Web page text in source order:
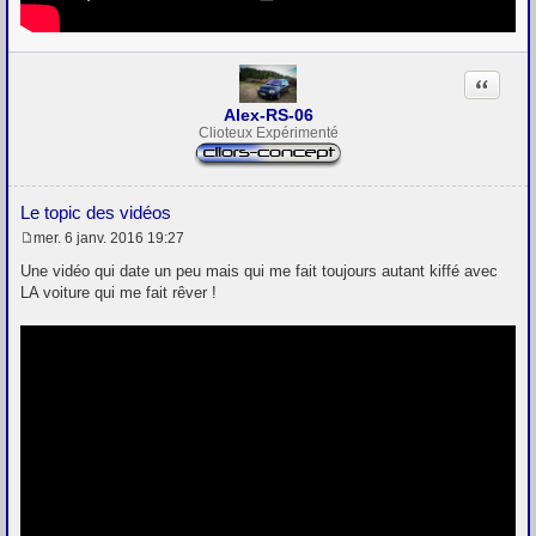
Alex-RS-06
Clioteux Expérimenté
Le topic des vidéos
Citation
e
s
s
mer. 6 janv. 2016 19:27
Une vidéo qui date un peu mais qui me fait toujours autant kiffé avec
LA voiture qui me fait rêver !